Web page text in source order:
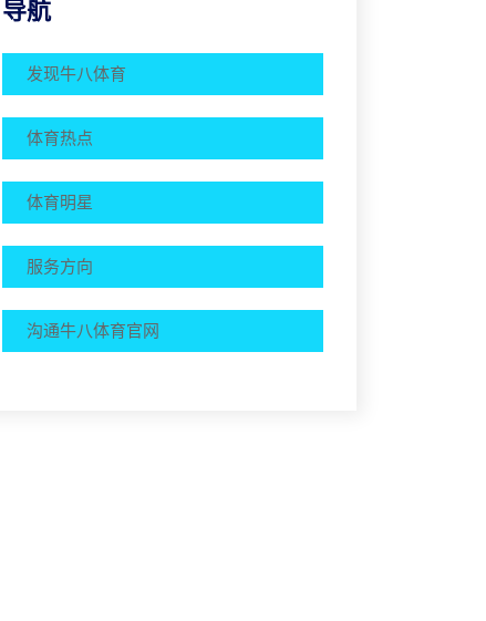
导航
发现⽜⼋体育
体育热点
体育明星
服务方向
沟通⽜⼋体育官网